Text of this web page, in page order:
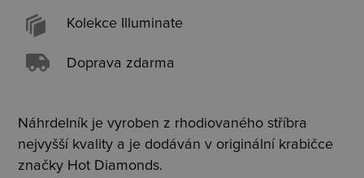
Kolekce Illuminate
Doprava zdarma
Náhrdelník je vyroben z rhodiovaného stříbra
nejvyšší kvality a je dodáván v originální krabičce
značky Hot Diamonds.